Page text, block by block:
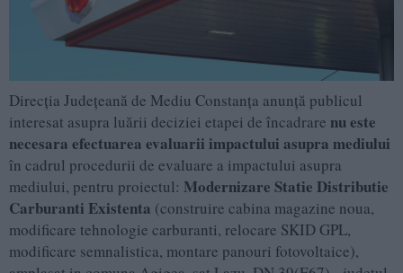
Direcția Județeană de Mediu Constanța anunţă publicul
interesat asupra luării deciziei etapei de încadrare nu este
necesara efectuarea evaluarii impactului asupra mediului
în cadrul procedurii de evaluare a impactului asupra
mediului, pentru proiectul: Modernizare Statie Distributie
Carburanti Existenta (construire cabina magazine noua,
modificare tehnologie carburanti, relocare SKID GPL,
modificare semnalistica, montare panouri fotovoltaice),